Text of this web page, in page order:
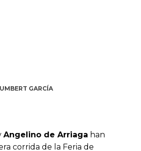
GARCÍA
Angelino de Arriaga han
corrida de la Feria de